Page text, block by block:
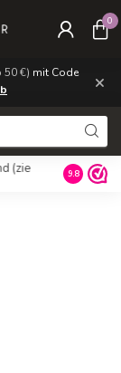
50 €) mit Code
×
0
(zie 9.8